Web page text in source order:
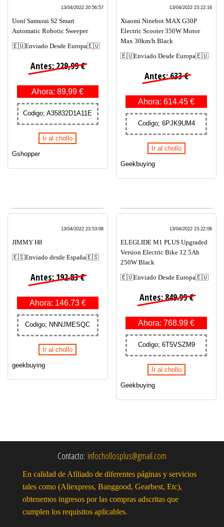
13/04/2022 20:56:57
Uoni Samurai S2 Smart
Automatic Robotic Sweeper
🇪🇺Enviado Desde Europa🇪🇺
Antes: 229,99 €
Ahora: 89,99 €
Codigo; A35832D1A11E
Ir al chollo
Gshopper
13/04/2022 23:22:16
Xiaomi Ninebot MAX G30P
Electric Scooter 350W Motor
Max 30km/h Black
🇪🇺Enviado Desde Europa🇪🇺
Antes: 633 €
Ahora: 614.45 €
Codigo; 6PJK9UM4
Ir al chollo
Geekbuying
13/04/2022 23:53:08
JIMMY H8
🇪🇸Enviado desde España🇪🇸
Antes: 192.83 €
Ahora: 146.73 €
Codigo; NNNJMESQC
Ir al chollo
geekbuying
13/04/2022 23:22:06
ELEGLIDE M1 PLUS Upgraded
Version Electric Bike 12.5Ah
250W Black
🇪🇺Enviado Desde Europa🇪🇺
Antes: 849.99 €
Ahora: 768.99 €
Codigo; 6T5VSZM9
Ir al chollo
Geekbuying
Contacto: infochollosplus@gmail.com
En calidad de Afiliado de diferentes páginas y servicios
tales como (Aliexpress, Banggood, Gearbest, Etc),
obtenemos ingresos por las compras adscritas que
cumplen los requisitos aplicables.